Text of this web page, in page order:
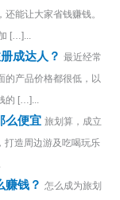
能让大家省钱赚钱。
[…]...
成达人？ 最近经常
的产品价格都很低，以
的 […]...
么便宜 旅划算，成立
打造周边游及吃喝玩乐
赚钱？ 怎么成为旅划